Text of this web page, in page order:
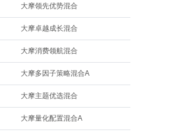
大摩领先优势混合
大摩卓越成长混合
大摩消费领航混合
大摩多因子策略混合A
大摩主题优选混合
大摩量化配置混合A